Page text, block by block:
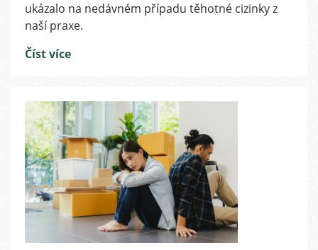
zdravotním
ukázalo na nedávném případu těhotné cizinky z
naší praxe.
Číst více